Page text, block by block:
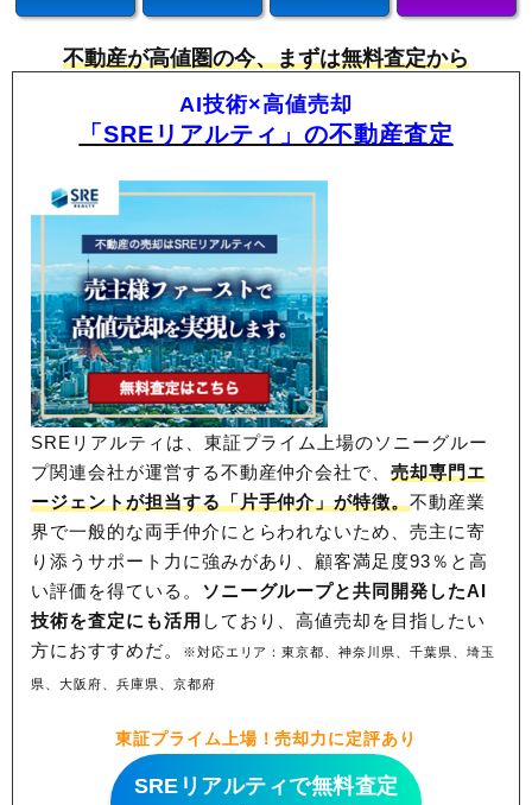
不動産が高値圏の今、まずは無料査定から
AI技術×高値売却
「SREリアルティ」の不動産査定
SREリアルティは、東証プライム上場のソニーグルー
プ関連会社が運営する不動産仲介会社で、売却専門エ
ージェントが担当する「片手仲介」が特徴。不動産業
界で一般的な両手仲介にとらわれないため、売主に寄
り添うサポート力に強みがあり、顧客満足度93％と高
い評価を得ている。 ソニーグループと共同開発したAI
技術を査定にも活用 しており、高値売却を目指したい
方におすすめだ。
※対応エリア：東京都、神奈川県、千葉県、埼玉
県、大阪府、兵庫県、京都府
東証プライム上場！売却力に定評あり
SREリアルティで無料査定